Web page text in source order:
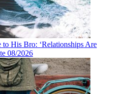
to His Bro: ‘Relationships Are
08/2026